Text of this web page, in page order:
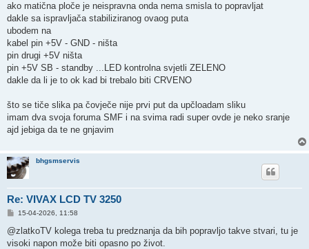
ako matična ploče je neispravna onda nema smisla to popravljat
dakle sa ispravljača stabiliziranog ovaog puta
ubodem na
kabel pin +5V - GND - ništa
pin drugi +5V ništa
pin +5V SB - standby ...LED kontrolna svjetli ZELENO
dakle da li je to ok kad bi trebalo biti CRVENO
što se tiče slika pa čovječe nije prvi put da upčloadam sliku
imam dva svoja foruma SMF i na svima radi super ovde je neko sranje
ajd jebiga da te ne gnjavim
bhgsmservis
Re: VIVAX LCD TV 3250
P
s
15-04-2026, 11:58
@zlatkoTV kolega treba tu predznanja da bih popravljo takve stvari, tu je
visoki napon može biti opasno po život.